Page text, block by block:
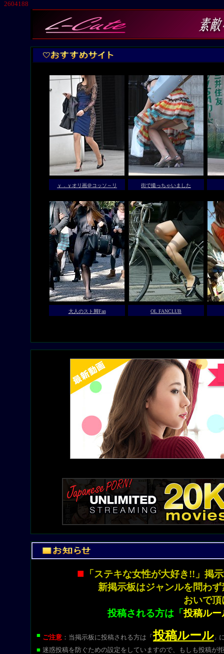
2604188
■ 「ステキな女性が大好き!!」
新掲示板はジャンルを問わ
おいで
投稿される方は「投稿ルー
■ ご注意 ：当掲示板に投稿される方は 「投稿ルール 」
■ 迷惑投稿を防ぐための設定をしていますので、もしも投稿が